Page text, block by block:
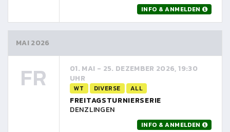
INFO & ANMELDEN
MAI 2026
FR
01. MAI - 25. DEZEMBER 2026, 19:30
UHR
WT DIVERSE ALL
FREITAGSTURNIERSERIE
DENZLINGEN
INFO & ANMELDEN